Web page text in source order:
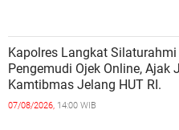
Kapolres Langkat Silaturahmi
Pengemudi Ojek Online, Ajak
Kamtibmas Jelang HUT RI.
07/08/2026, 14:00 WIB